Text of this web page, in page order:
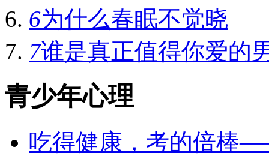
6为什么春眠不觉晓
7谁是真正值得你爱的
青少年心理
吃得健康，考的倍棒